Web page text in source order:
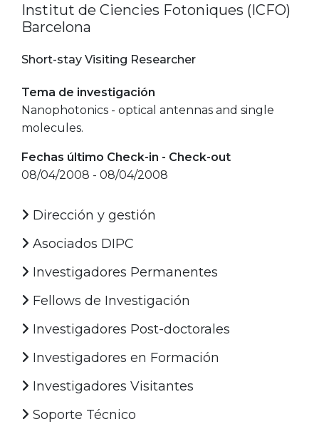
Institut de Ciencies Fotoniques (ICFO)
Barcelona
Short-stay Visiting Researcher
Tema de investigación
Nanophotonics - optical antennas and single
molecules.
Fechas último Check-in - Check-out
08/04/2008 - 08/04/2008
Dirección y gestión
Asociados DIPC
Investigadores Permanentes
Fellows de Investigación
Investigadores Post-doctorales
Investigadores en Formación
Investigadores Visitantes
Soporte Técnico